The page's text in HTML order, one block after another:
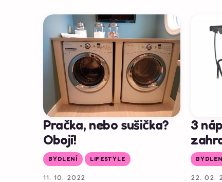
Pračka, nebo sušička?
Obojí!
BYDLENÍ LIFESTYLE
11. 10. 2022
3
22. 02.